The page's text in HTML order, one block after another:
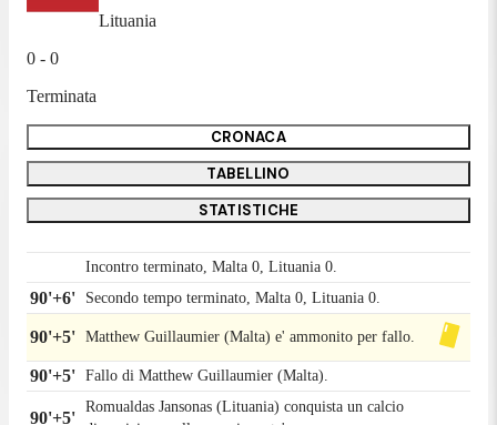
Lituania
0 - 0
Terminata
CRONACA
TABELLINO
STATISTICHE
Incontro terminato, Malta 0, Lituania 0.
90'+6' Secondo tempo terminato, Malta 0, Lituania 0.
90'+5' Matthew Guillaumier (Malta) e' ammonito per fallo.
90'+5' Fallo di Matthew Guillaumier (Malta).
90'+5'
Romualdas Jansonas (Lituania) conquista un calcio